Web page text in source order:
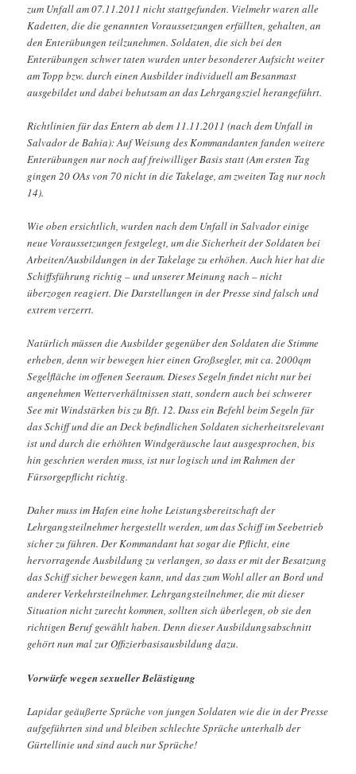
zum Unfall am 07.11.2011 nicht stattgefunden. Vielmehr waren alle
Kadetten, die die genannten Voraussetzungen erfüllten, gehalten, an
den Enterübungen teilzunehmen. Soldaten, die sich bei den
Enterübungen schwer taten wurden unter besonderer Aufsicht weiter
am Topp bzw. durch einen Ausbilder individuell am Besanmast
ausgebildet und dabei behutsam an das Lehrgangsziel herangeführt.
Richtlinien für das Entern ab dem 11.11.2011 (nach dem Unfall in
Salvador de Bahia): Auf Weisung des Kommandanten fanden weitere
Enterübungen nur noch auf freiwilliger Basis statt (Am ersten Tag
gingen 20 OAs von 70 nicht in die Takelage, am zweiten Tag nur noch
14).
Wie oben ersichtlich, wurden nach dem Unfall in Salvador einige
neue Voraussetzungen festgelegt, um die Sicherheit der Soldaten bei
Arbeiten/Ausbildungen in der Takelage zu erhöhen. Auch hier hat die
Schiffsführung richtig – und unserer Meinung nach – nicht
überzogen reagiert. Die Darstellungen in der Presse sind falsch und
extrem verzerrt.
Natürlich müssen die Ausbilder gegenüber den Soldaten die Stimme
erheben, denn wir bewegen hier einen Großsegler, mit ca. 2000qm
Segelfläche im offenen Seeraum. Dieses Segeln findet nicht nur bei
angenehmen Wetterverhältnissen statt, sondern auch bei schwerer
See mit Windstärken bis zu Bft. 12. Dass ein Befehl beim Segeln für
das Schiff und die an Deck befindlichen Soldaten sicherheitsrelevant
ist und durch die erhöhten Windgeräusche laut ausgesprochen, bis
hin geschrien werden muss, ist nur logisch und im Rahmen der
Fürsorgepflicht richtig.
Daher muss im Hafen eine hohe Leistungsbereitschaft der
Lehrgangsteilnehmer hergestellt werden, um das Schiff im Seebetrieb
sicher zu führen. Der Kommandant hat sogar die Pflicht, eine
hervorragende Ausbildung zu verlangen, so dass er mit der Besatzung
das Schiff sicher bewegen kann, und das zum Wohl aller an Bord und
anderer Verkehrsteilnehmer. Lehrgangsteilnehmer, die mit dieser
Situation nicht zurecht kommen, sollten sich überlegen, ob sie den
richtigen Beruf gewählt haben. Denn dieser Ausbildungsabschnitt
gehört nun mal zur Offizierbasisausbildung dazu.
Vorwürfe wegen sexueller Belästigung
Lapidar geäußerte Sprüche von jungen Soldaten wie die in der Presse
aufgeführten sind und bleiben schlechte Sprüche unterhalb der
Gürtellinie und sind auch nur Sprüche!